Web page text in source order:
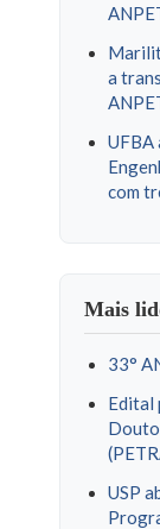
a
UFBA
com
Mais
33°
Edital
USP